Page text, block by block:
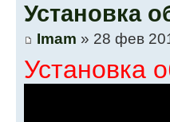
Установка
Imam » 28 фев
Установка